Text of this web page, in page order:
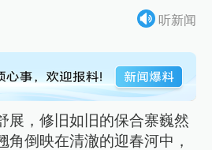
听新闻
展，修旧如旧的保合寨巍然
角倒映在清澈的迎春河中，